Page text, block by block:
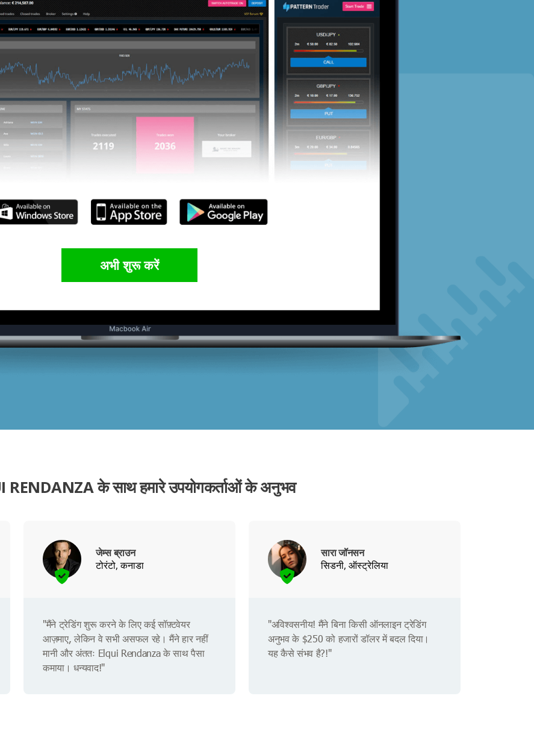
अभी शुरू करें
RENDANZA के साथ हमारे उपयोगकर्ताओं के अनुभव
जेम्स ब्राउन
टोरंटो, कनाडा
"मैंने ट्रेडिंग शुरू करने के लिए कई सॉफ़्टवेयर
आज़माए, लेकिन वे सभी असफल रहे। मैंने हार नहीं
मानी और अंततः Elqui Rendanza के साथ पैसा
कमाया। धन्यवाद!"
सारा जॉनसन
सिडनी, ऑस्ट्रेलिया
"अविश्वसनीय! मैंने बिना किसी ऑनलाइन ट्रेडिंग
अनुभव के $250 को हजारों डॉलर में बदल दिया।
यह कैसे संभव है?!"